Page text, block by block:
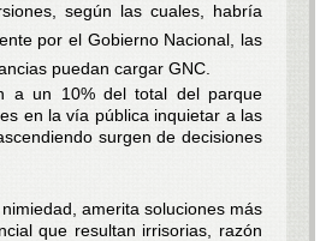
según las cuales, habría
por el Gobierno Nacional, las
puedan cargar GNC.
a un 10% del total del parque
en la vía pública inquietar a las
surgen de decisiones
amerita soluciones más
que resultan irrisorias, razón